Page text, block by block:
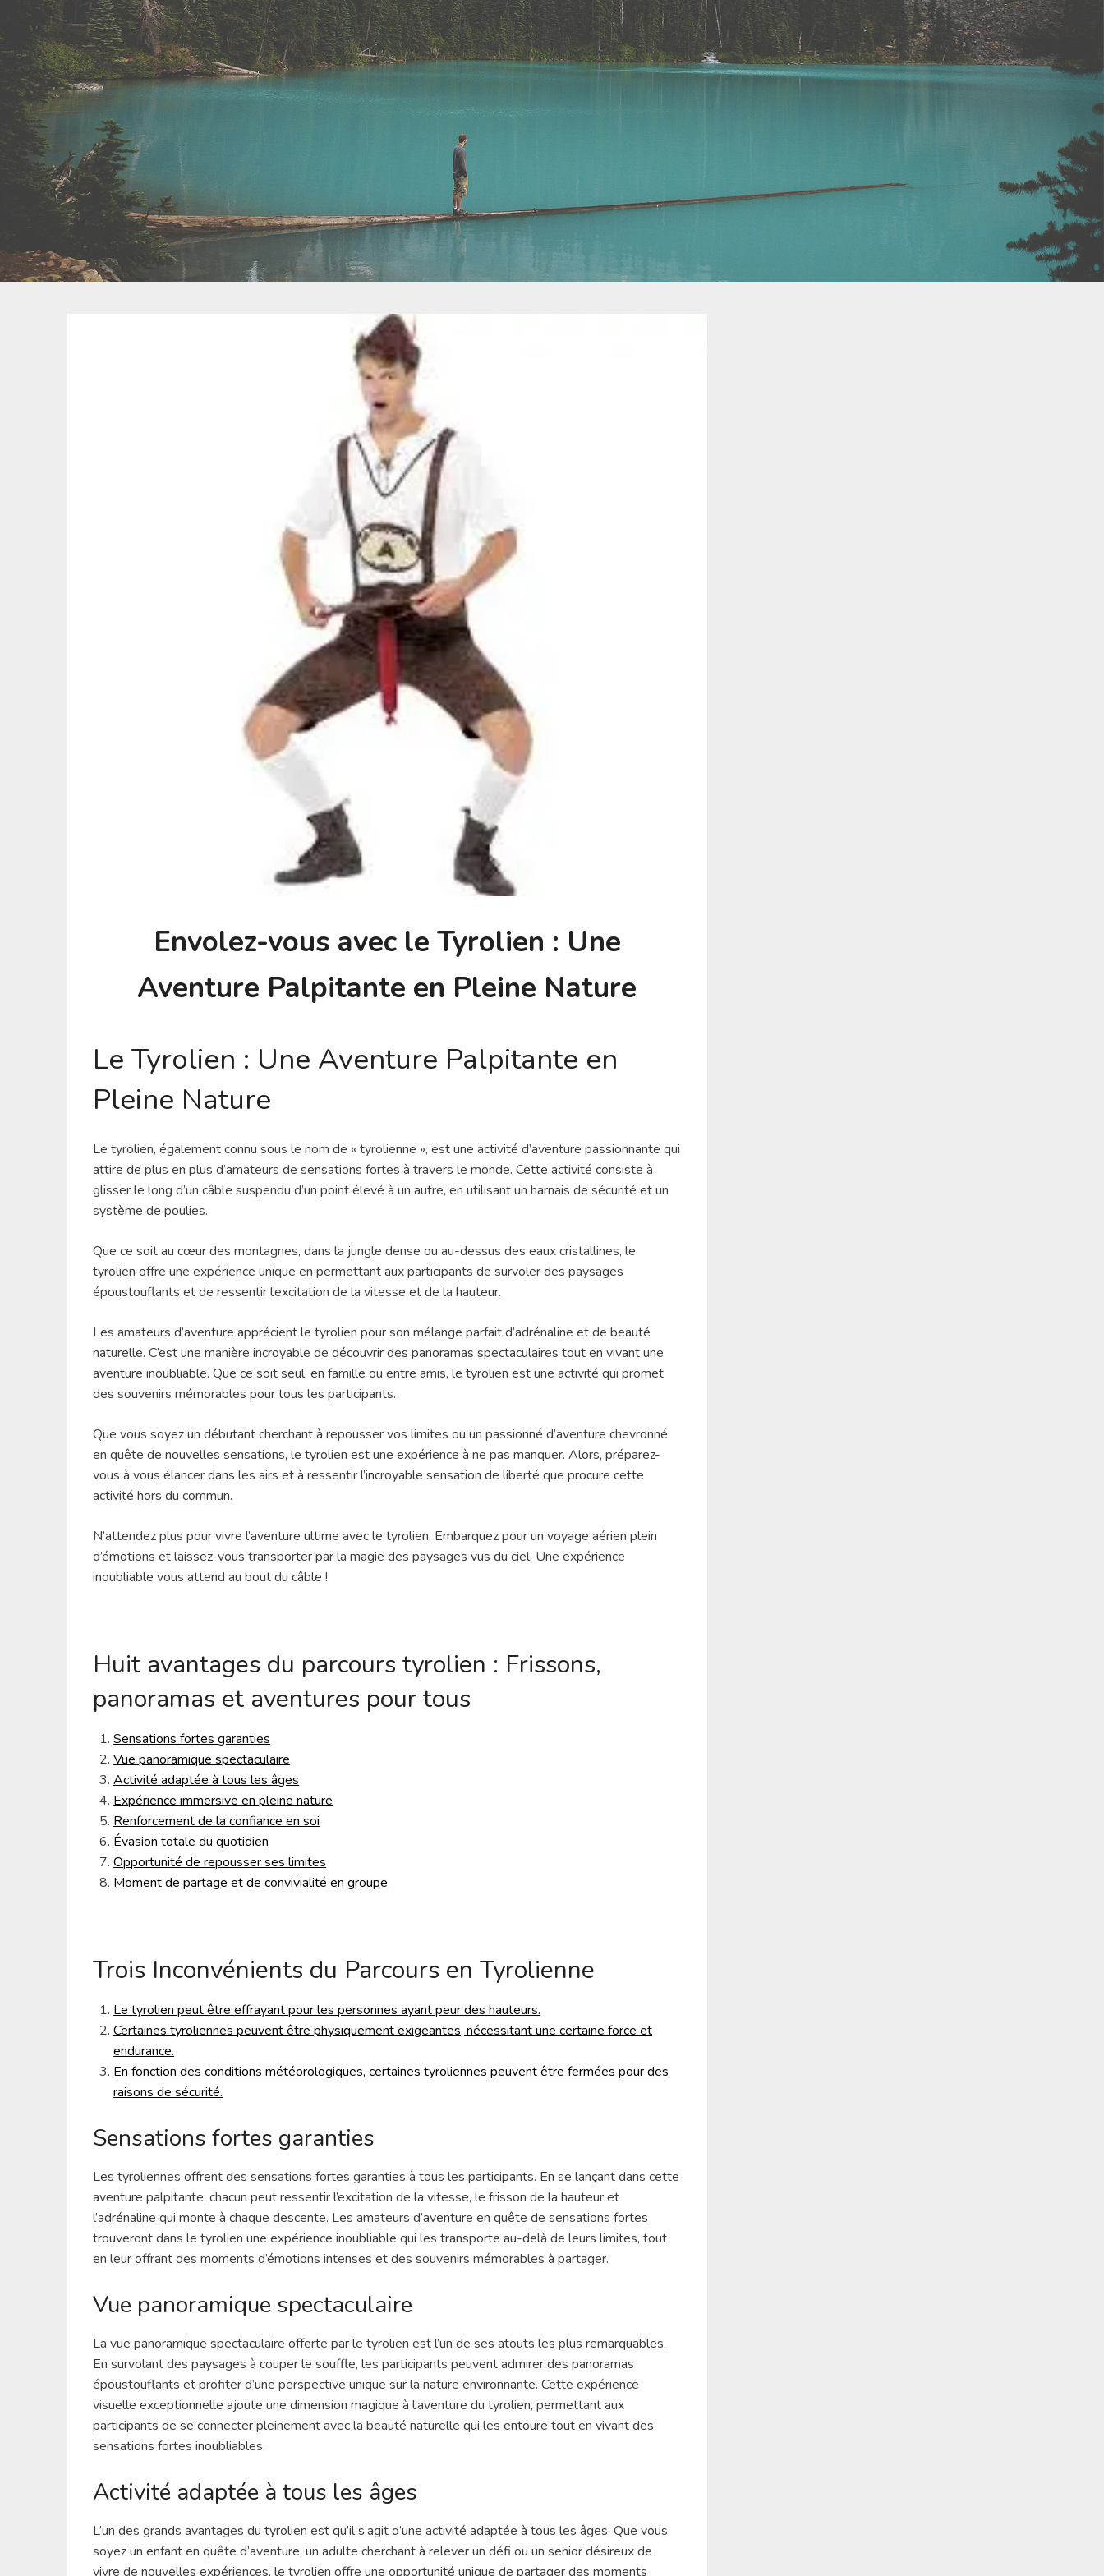
Envolez-vous avec le Tyrolien : Une
Aventure Palpitante en Pleine Nature
Le Tyrolien : Une Aventure Palpitante en
Pleine Nature
Le tyrolien, également connu sous le nom de « tyrolienne », est une activité d’aventure passionnante qui
attire de plus en plus d’amateurs de sensations fortes à travers le monde. Cette activité consiste à
glisser le long d’un câble suspendu d’un point élevé à un autre, en utilisant un harnais de sécurité et un
système de poulies.
Que ce soit au cœur des montagnes, dans la jungle dense ou au-dessus des eaux cristallines, le
tyrolien offre une expérience unique en permettant aux participants de survoler des paysages
époustouflants et de ressentir l’excitation de la vitesse et de la hauteur.
Les amateurs d’aventure apprécient le tyrolien pour son mélange parfait d’adrénaline et de beauté
naturelle. C’est une manière incroyable de découvrir des panoramas spectaculaires tout en vivant une
aventure inoubliable. Que ce soit seul, en famille ou entre amis, le tyrolien est une activité qui promet
des souvenirs mémorables pour tous les participants.
Que vous soyez un débutant cherchant à repousser vos limites ou un passionné d’aventure chevronné
en quête de nouvelles sensations, le tyrolien est une expérience à ne pas manquer. Alors, préparez-
vous à vous élancer dans les airs et à ressentir l’incroyable sensation de liberté que procure cette
activité hors du commun.
N’attendez plus pour vivre l’aventure ultime avec le tyrolien. Embarquez pour un voyage aérien plein
d’émotions et laissez-vous transporter par la magie des paysages vus du ciel. Une expérience
inoubliable vous attend au bout du câble !
Huit avantages du parcours tyrolien : Frissons,
panoramas et aventures pour tous
Sensations fortes garanties
Vue panoramique spectaculaire
Activité adaptée à tous les âges
Expérience immersive en pleine nature
Renforcement de la confiance en soi
Évasion totale du quotidien
Opportunité de repousser ses limites
Moment de partage et de convivialité en groupe
Trois Inconvénients du Parcours en Tyrolienne
Le tyrolien peut être effrayant pour les personnes ayant peur des hauteurs.
Certaines tyroliennes peuvent être physiquement exigeantes, nécessitant une certaine force et
endurance.
En fonction des conditions météorologiques, certaines tyroliennes peuvent être fermées pour des
raisons de sécurité.
Sensations fortes garanties
Les tyroliennes offrent des sensations fortes garanties à tous les participants. En se lançant dans cette
aventure palpitante, chacun peut ressentir l’excitation de la vitesse, le frisson de la hauteur et
l’adrénaline qui monte à chaque descente. Les amateurs d’aventure en quête de sensations fortes
trouveront dans le tyrolien une expérience inoubliable qui les transporte au-delà de leurs limites, tout
en leur offrant des moments d’émotions intenses et des souvenirs mémorables à partager.
Vue panoramique spectaculaire
La vue panoramique spectaculaire offerte par le tyrolien est l’un de ses atouts les plus remarquables.
En survolant des paysages à couper le souffle, les participants peuvent admirer des panoramas
époustouflants et profiter d’une perspective unique sur la nature environnante. Cette expérience
visuelle exceptionnelle ajoute une dimension magique à l’aventure du tyrolien, permettant aux
participants de se connecter pleinement avec la beauté naturelle qui les entoure tout en vivant des
sensations fortes inoubliables.
Activité adaptée à tous les âges
L’un des grands avantages du tyrolien est qu’il s’agit d’une activité adaptée à tous les âges. Que vous
soyez un enfant en quête d’aventure, un adulte cherchant à relever un défi ou un senior désireux de
vivre de nouvelles expériences, le tyrolien offre une opportunité unique de partager des moments